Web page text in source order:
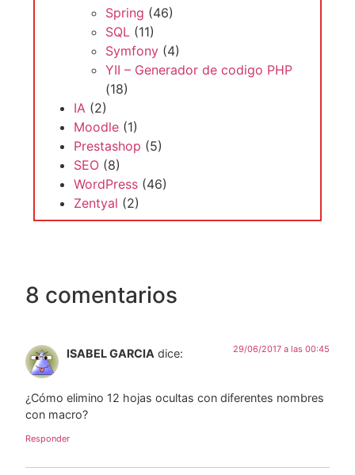
Spring (46)
SQL (11)
Symfony (4)
YII – Generador de codigo PHP
(18)
IA (2)
Moodle (1)
Prestashop (5)
SEO (8)
WordPress (46)
Zentyal (2)
8 comentarios
ISABEL GARCIA dice: 29/06/2017 a las 00:45
¿Cómo elimino 12 hojas ocultas con diferentes nombres
con macro?
Responder